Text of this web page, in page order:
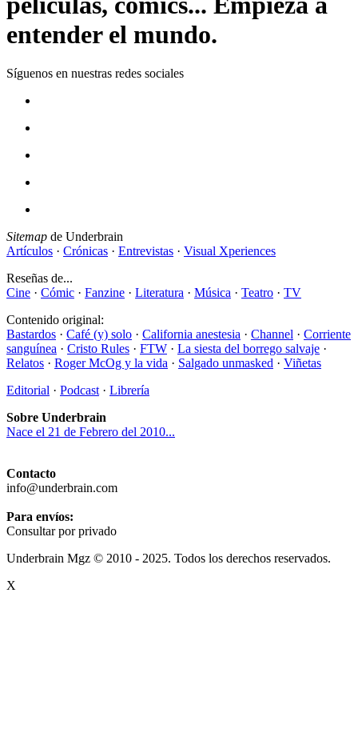
entender el mundo.
Síguenos en nuestras redes sociales
Sitemap de Underbrain
Artículos · Crónicas · Entrevistas · Visual Xperiences
Reseñas de...
Cine · Cómic · Fanzine · Literatura · Música · Teatro · TV
Contenido original:
Bastardos · Café (y) solo · California anestesia · Channel · Corriente
sanguínea · Cristo Rules · FTW · La siesta del borrego salvaje ·
Relatos · Roger McOg y la vida · Salgado unmasked · Viñetas
Editorial · Podcast · Librería
Sobre Underbrain
Nace el 21 de Febrero del 2010...
Contacto
info@underbrain.com
Para envíos:
Consultar por privado
Underbrain Mgz © 2010 - 2025. Todos los derechos reservados.
X